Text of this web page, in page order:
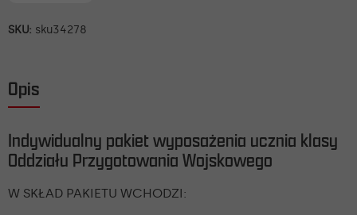
SKU: sku34278
Opis
Indywidualny pakiet wyposażenia ucznia klasy
Oddziału Przygotowania Wojskowego
W SKŁAD PAKIETU WCHODZI: